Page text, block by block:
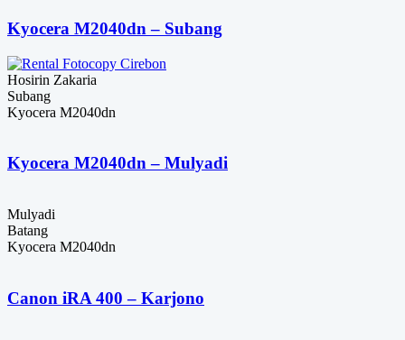
Kyocera M2040dn – Subang
Hosirin Zakaria
Subang
Kyocera M2040dn
Kyocera M2040dn – Mulyadi
Mulyadi
Batang
Kyocera M2040dn
Canon iRA 400 – Karjono